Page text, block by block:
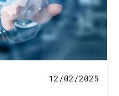
12/02/2025